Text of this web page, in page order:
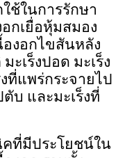
ช้ในการรักษา
กเยื่อหุ้มสมอง
องอกไขสันหลัง
เร็งปอด มะเร็ง
ที่แพร่กระจายไป
บ และมะเร็งที่
คที่มีประโยชน์ใน